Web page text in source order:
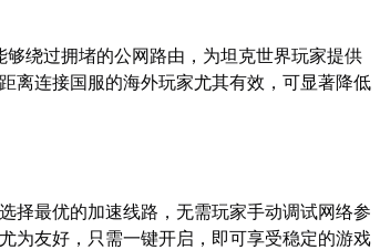
绕过拥堵的公网路由，为坦克世界玩家提供
离连接国服的海外玩家尤其有效，可显著降低
择最优的加速线路，无需玩家手动调试网络参
为友好，只需一键开启，即可享受稳定的游戏